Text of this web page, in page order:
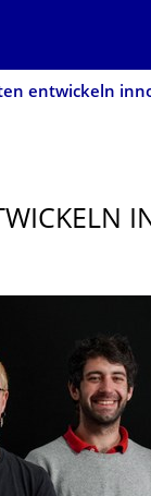
entwickeln